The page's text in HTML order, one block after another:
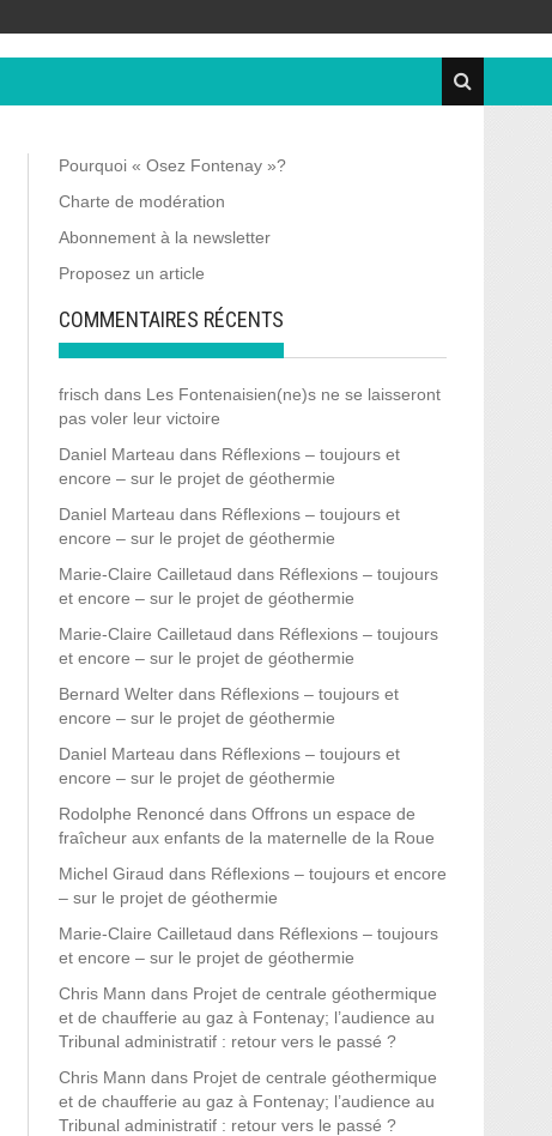
Pourquoi « Osez Fontenay »?
Charte de modération
Abonnement à la newsletter
Proposez un article
COMMENTAIRES RÉCENTS
frisch dans Les Fontenaisien(ne)s ne se laisseront
pas voler leur victoire
Daniel Marteau dans Réflexions – toujours et
encore – sur le projet de géothermie
Daniel Marteau dans Réflexions – toujours et
encore – sur le projet de géothermie
Marie-Claire Cailletaud dans Réflexions – toujours
et encore – sur le projet de géothermie
Marie-Claire Cailletaud dans Réflexions – toujours
et encore – sur le projet de géothermie
Bernard Welter dans Réflexions – toujours et
encore – sur le projet de géothermie
Daniel Marteau dans Réflexions – toujours et
encore – sur le projet de géothermie
Rodolphe Renoncé dans Offrons un espace de
fraîcheur aux enfants de la maternelle de la Roue
Michel Giraud dans Réflexions – toujours et encore
– sur le projet de géothermie
Marie-Claire Cailletaud dans Réflexions – toujours
et encore – sur le projet de géothermie
Chris Mann dans Projet de centrale géothermique
et de chaufferie au gaz à Fontenay; l’audience au
Tribunal administratif : retour vers le passé ?
Chris Mann dans Projet de centrale géothermique
et de chaufferie au gaz à Fontenay; l’audience au
Tribunal administratif : retour vers le passé ?